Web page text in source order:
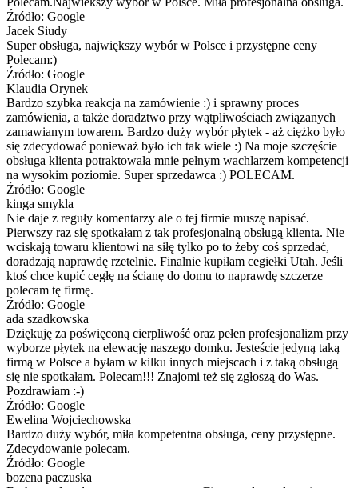
Źródło: Google
Jacek Siudy
Super obsługa, największy wybór w Polsce i przystępne ceny
Polecam:)
Źródło: Google
Klaudia Orynek
Bardzo szybka reakcja na zamówienie :) i sprawny proces
zamówienia, a także doradztwo przy wątpliwościach związanych
zamawianym towarem. Bardzo duży wybór płytek - aż ciężko było
się zdecydować ponieważ było ich tak wiele :) Na moje szczęście
obsługa klienta potraktowała mnie pełnym wachlarzem kompetencji
na wysokim poziomie. Super sprzedawca :) POLECAM.
Źródło: Google
kinga smykla
Nie daje z reguły komentarzy ale o tej firmie muszę napisać.
Pierwszy raz się spotkałam z tak profesjonalną obsługą klienta. Nie
wciskają towaru klientowi na siłę tylko po to żeby coś sprzedać,
doradzają naprawdę rzetelnie. Finalnie kupiłam cegiełki Utah. Jeśli
ktoś chce kupić cegłę na ścianę do domu to naprawdę szczerze
polecam tę firmę.
Źródło: Google
ada szadkowska
Dziękuję za poświęconą cierpliwość oraz pełen profesjonalizm przy
wyborze płytek na elewację naszego domku. Jesteście jedyną taką
firmą w Polsce a byłam w kilku innych miejscach i z taką obsługą
się nie spotkałam. Polecam!!! Znajomi też się zgłoszą do Was.
Pozdrawiam :-)
Źródło: Google
Ewelina Wojciechowska
Bardzo duży wybór, miła kompetentna obsługa, ceny przystępne.
Zdecydowanie polecam.
Źródło: Google
bozena paczuska